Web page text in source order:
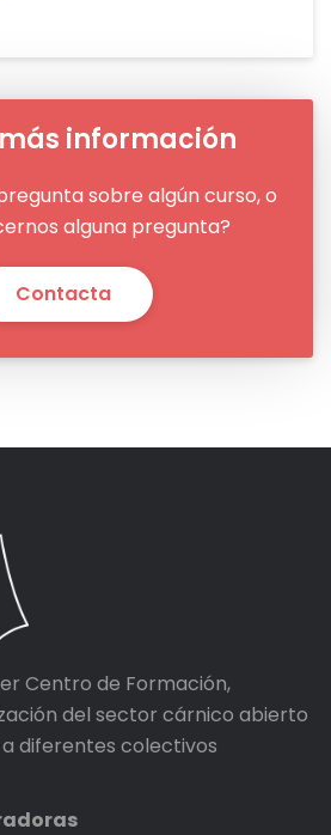
información
sobre algún curso, o
alguna pregunta?
Contacta
Centro de Formación,
del sector cárnico abierto
diferentes colectivos